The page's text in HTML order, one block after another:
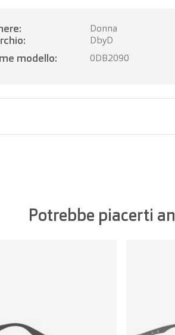
Donna
DbyD
modello: 0DB2090
Potrebbe piacerti